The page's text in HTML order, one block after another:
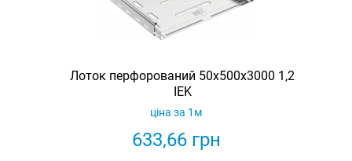
Лоток перфорований 50х500х3000 1,2
IEK
633,66грн
ціна за 1м